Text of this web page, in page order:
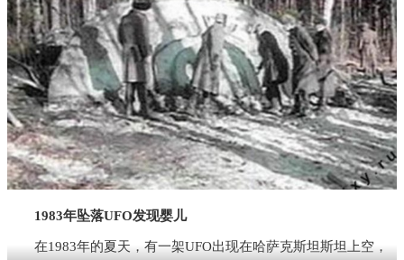
1983年坠落UFO发现婴儿
在1983年的夏天，有一架UFO出现在哈萨克斯坦斯坦上空，